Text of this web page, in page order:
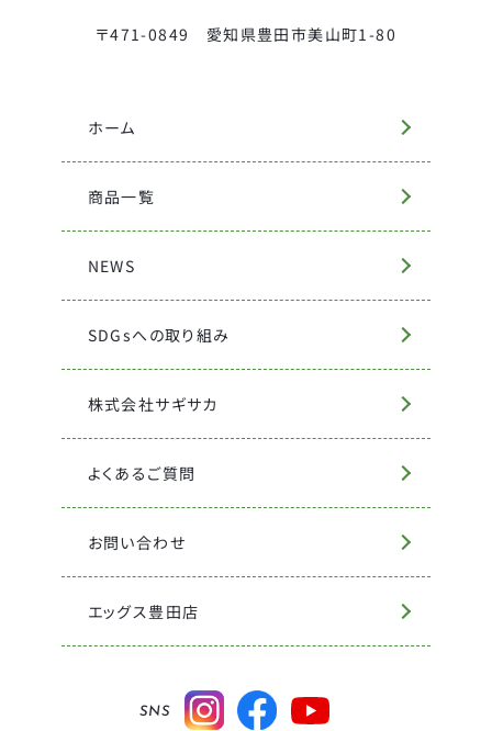
〒471-0849 愛知県豊田市美山町1-80
ホーム
商品一覧
NEWS
SDGsへの取り組み
株式会社サギサカ
よくあるご質問
お問い合わせ
エッグス豊田店
SNS